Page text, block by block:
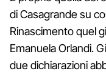
di Casagrande su
Rinascimento quel
Emanuela Orlandi.
due dichiarazioni